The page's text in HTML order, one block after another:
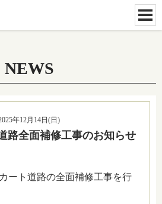
NEWS
年12月14日(日)
路全面補修工事のお知らせ
ート道路の全面補修工事を行